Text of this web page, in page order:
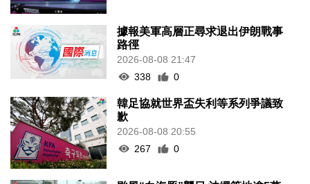
據報美軍高層正尋求退出伊朗戰事
路徑
2026-08-08 21:47
338
0
韓足協就世界盃失利等系列爭議致
歉
2026-08-08 20:55
267
0